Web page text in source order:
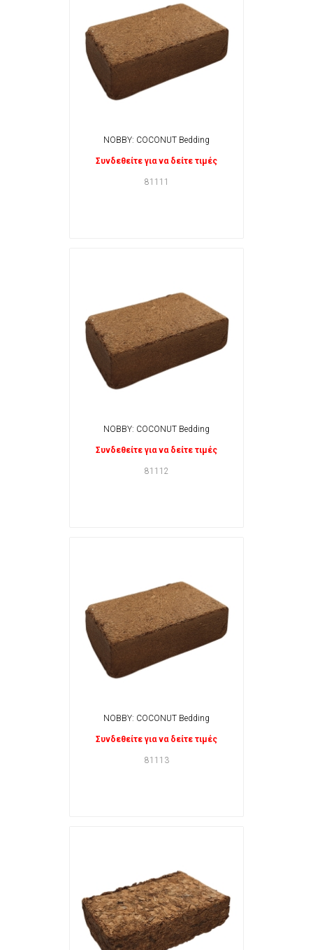
NOBBY: COCONUT Bedding
Συνδεθείτε για να δείτε τιμές
81111
NOBBY: COCONUT Bedding
Συνδεθείτε για να δείτε τιμές
81112
NOBBY: COCONUT Bedding
Συνδεθείτε για να δείτε τιμές
81113